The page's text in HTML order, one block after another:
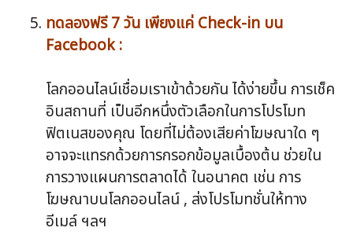
ทดลองฟรี 7 วัน เพียงแค่ Check-in บน
Facebook :
โลกออนไลน์เชื่อมเราเข้าด้วยกัน ได้ง่ายขึ้น การเช็ค
อินสถานที่ เป็นอีกหนึ่งตัวเลือกในการโปรโมท
ฟิตเนสของคุณ โดยที่ไม่ต้องเสียค่าโฆษณาใด ๆ
อาจจะแทรกด้วยการกรอกข้อมูลเบื้องต้น ช่วยใน
การวางแผนการตลาดได้ ในอนาคต เช่น การ
โฆษณาบนโลกออนไลน์ , ส่งโปรโมทชั่นให้ทาง
อีเมล์ ฯลฯ